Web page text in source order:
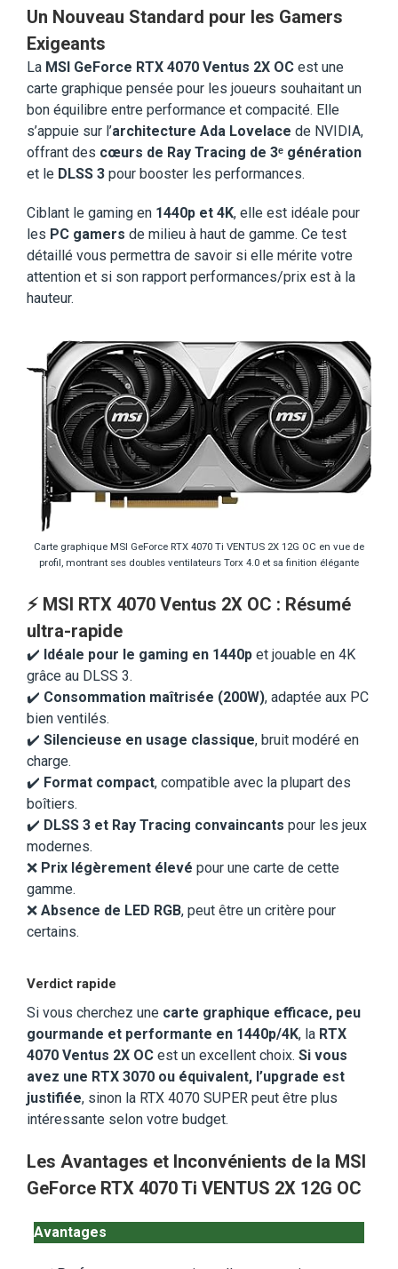
Un Nouveau Standard pour les Gamers
Exigeants
La MSI GeForce RTX 4070 Ventus 2X OC est une
carte graphique pensée pour les joueurs souhaitant un
bon équilibre entre performance et compacité. Elle
s’appuie sur l’architecture Ada Lovelace de NVIDIA,
offrant des cœurs de Ray Tracing de 3ᵉ génération
et le DLSS 3 pour booster les performances.
Ciblant le gaming en 1440p et 4K, elle est idéale pour
les PC gamers de milieu à haut de gamme. Ce test
détaillé vous permettra de savoir si elle mérite votre
attention et si son rapport performances/prix est à la
hauteur.
Carte graphique MSI GeForce RTX 4070 Ti VENTUS 2X 12G OC en vue de
profil, montrant ses doubles ventilateurs Torx 4.0 et sa finition élégante
⚡ MSI RTX 4070 Ventus 2X OC : Résumé
ultra-rapide
✔️ Idéale pour le gaming en 1440p et jouable en 4K
grâce au DLSS 3.
✔️ Consommation maîtrisée (200W), adaptée aux PC
bien ventilés.
✔️ Silencieuse en usage classique, bruit modéré en
charge.
✔️ Format compact, compatible avec la plupart des
boîtiers.
✔️ DLSS 3 et Ray Tracing convaincants pour les jeux
modernes.
❌ Prix légèrement élevé pour une carte de cette
gamme.
❌ Absence de LED RGB, peut être un critère pour
certains.
Verdict rapide
Si vous cherchez une carte graphique efficace, peu
gourmande et performante en 1440p/4K, la RTX
4070 Ventus 2X OC est un excellent choix. Si vous
avez une RTX 3070 ou équivalent, l’upgrade est
justifiée, sinon la RTX 4070 SUPER peut être plus
intéressante selon votre budget.
Les Avantages et Inconvénients de la MSI
GeForce RTX 4070 Ti VENTUS 2X 12G OC
Avantages